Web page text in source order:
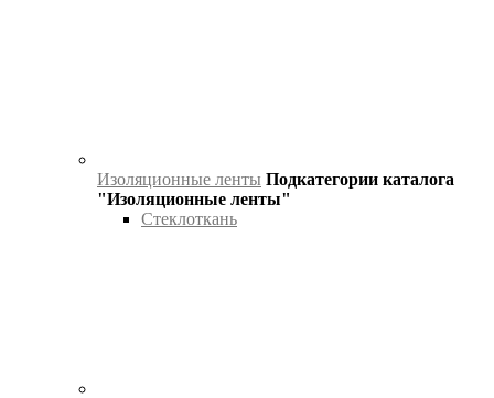
Изоляционные ленты Подкатегории каталога
"Изоляционные ленты"
Стеклоткань